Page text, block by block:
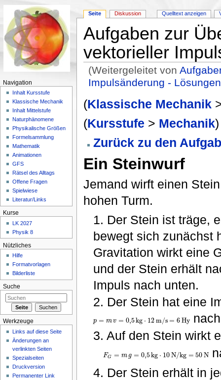
Aufgaben zur
vektorieller
(Weitergeleitet von
Impulsänderung - Lösungen
(Klassische Mechanik
(Kursstufe > Mechanik)
Zurück zu den
Ein Steinwurf
Jemand wirft einen
hohen Turm.
1. Der Stein ist träge,
bewegt sich zunächst
Gravitation wirkt eine
und der Stein erhält
Impuls nach unten.
2. Der Stein hat eine
p = mv = 0,5kg ⋅ 12m/s = 6Hy
p= mv =0,5kg⋅ 12m/ s=6H y
3. Auf den Stein wirkt
FG = m g = 0,5kg ⋅ 10N/kg = 50N
FG= mg =0,5kg⋅ 10N/ kg=50N
4. Der Stein erhält in
Seite Diskussion Quelltext anzeigen
Navigation
Inhalt Kursstufe
Klassische Mechanik
Inhalt Mittelstufe
Naturphänomene
Physikalische Größen
Formelsammlung
Mathematik
Animationen
GFS
Rätsel des Alltags
Offene Fragen
Spielwiese
Literatur/Links
Kurse
LK 2027
Physik 8
Nützliches
Hilfe
Formatvorlagen
Bilderliste
Suche
Werkzeuge
Links auf diese Seite
Änderungen an
verlinkten Seiten
Spezialseiten
Druckversion
Permanenter Link